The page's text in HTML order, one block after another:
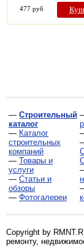
477 руб
— Строительный
каталог
— Каталог
строительных
компаний
— Товары и
услуги
— Статьи и
обзоры
— Фотогалереи
Copyright by
ремонту,